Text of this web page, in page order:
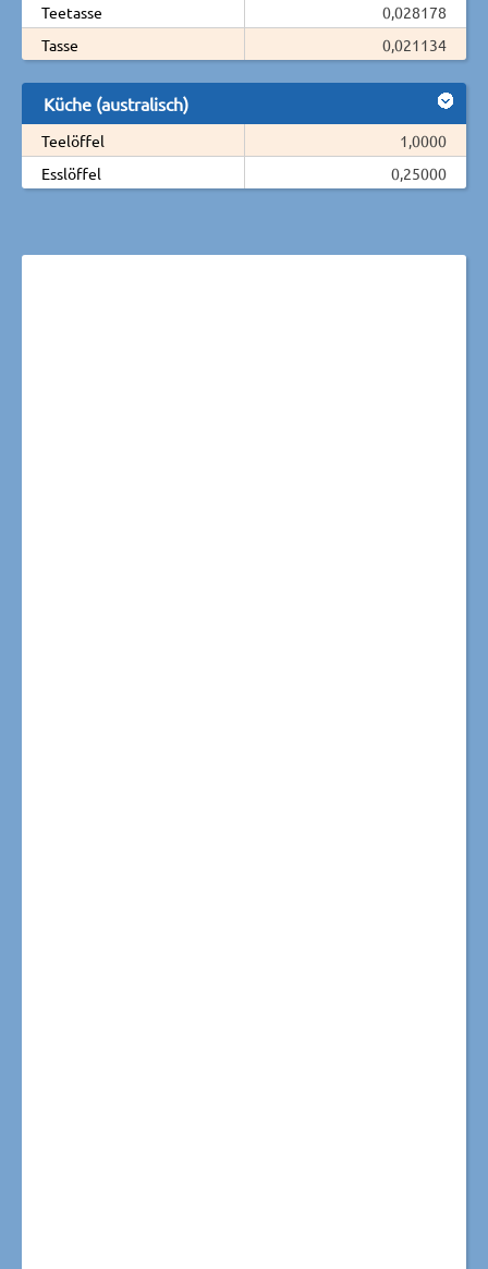
Teetasse
0,028178
Tasse
0,021134
Küche (australisch)
Teelöffel
1,0000
Esslöffel
0,25000